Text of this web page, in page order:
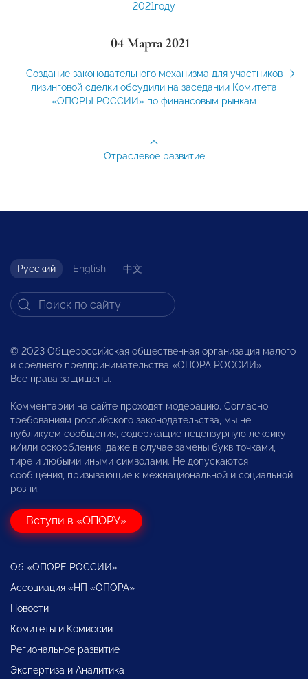
2021году
04 Марта 2021
Создание законодательного механизма для участников
лизинговой сделки обсудили на заседании Комитета
«ОПОРЫ РОССИИ» по финансовым рынкам
Отраслевое развитие
Русский English 中文
© 2023 Общероссийская общественная организация малого
и среднего предпринимательства «ОПОРА РОССИИ».
Все права защищены.
Комментарии на сайте проходят модерацию. Согласно
требованиям российского законодательства, мы не
публикуем сообщения, содержащие нецензурную лексику
и/или оскорбления, даже в случае замены букв точками,
тире и любыми иными символами. Не допускаются
сообщения, призывающие к межнациональной и социальной
розни.
Вступи в «ОПОРУ»
Об «ОПОРЕ РОССИИ»
Ассоциация «НП «ОПОРА»
Новости
Комитеты и Комиссии
Региональное развитие
Экспертиза и Аналитика